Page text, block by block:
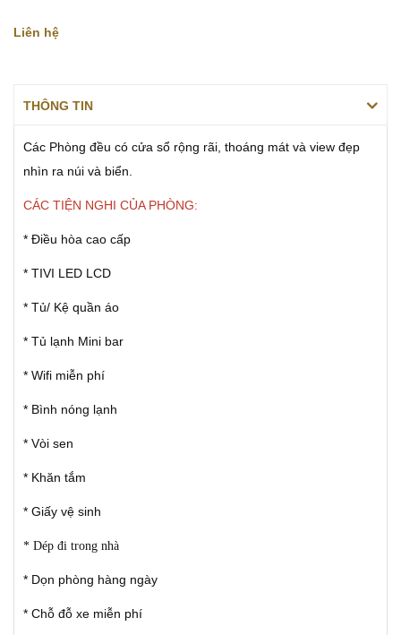
Liên hệ
THÔNG TIN
Các Phòng đều có cửa sổ rộng rãi, thoáng mát và view đẹp
nhìn ra núi và biển.
CÁC TIỆN NGHI CỦA PHÒNG:
* Điều hòa cao cấp
* TIVI LED LCD
* Tủ/ Kệ quần áo
* Tủ lạnh Mini bar
* Wifi miễn phí
* Bình nóng lạnh
* Vòi sen
* Khăn tắm
* Giấy vệ sinh
* Dép đi trong nhà
* Dọn phòng hàng ngày
* Chỗ đỗ xe miễn phí